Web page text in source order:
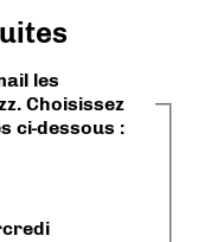
les
Choisissez
ci-dessous :